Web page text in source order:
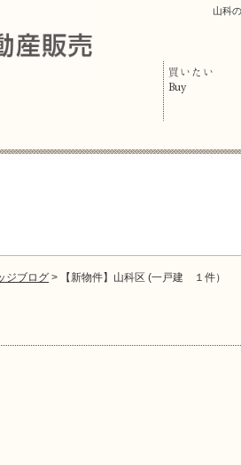
山科
買いたい
Buy
ジブログ > 【新物件】山科区 (一戸建 １件）